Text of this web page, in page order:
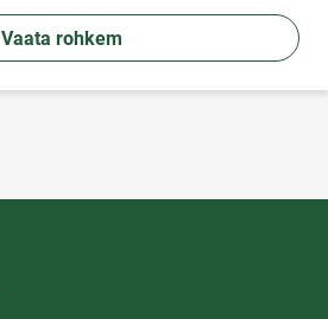
Vaata rohkem